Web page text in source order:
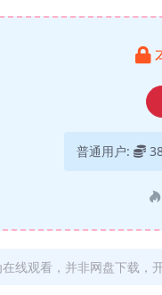
普通用户:
线观看，并非网盘下载，